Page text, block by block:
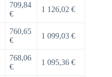
709,84
€
1 126,02 €
760,65
€
1 099,03 €
768,06
€
1 095,36 €